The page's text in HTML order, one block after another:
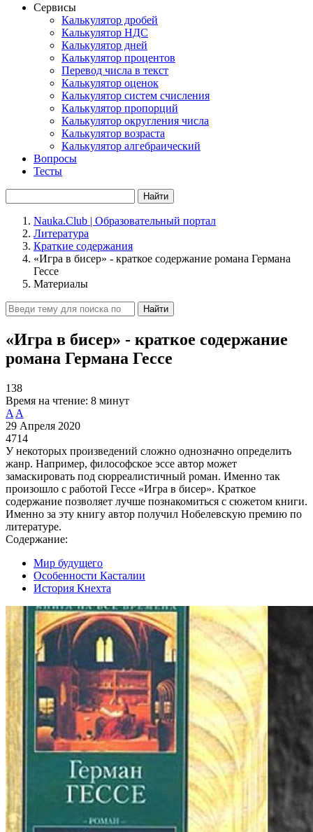
Сервисы
Калькулятор дробей
Калькулятор НДС
Калькулятор дней
Калькулятор процентов
Перевод числа в текст
Калькулятор оценок
Калькулятор систем счисления
Калькулятор пропорций
Калькулятор округления числа
Калькулятор возраста
Калькулятор алгебраический
Вопросы
Тесты
Найти
Nauka.Club | Образовательный портал
Литература
Краткие содержания
«Игра в бисер» - краткое содержание романа Германа
Гессе
Материалы
Найти
«Игра в бисер» - краткое содержание
романа Германа Гессе
138
Время на чтение: 8 минут
A A
29 Апреля 2020
4714
У некоторых произведений сложно однозначно определить
жанр. Например, философское эссе автор может
замаскировать под сюрреалистичный роман. Именно так
произошло с работой Гессе «Игра в бисер». Краткое
содержание позволяет лучше познакомиться с сюжетом книги.
Именно за эту книгу автор получил Нобелевскую премию по
литературе.
Содержание:
Мир будущего
Особенности Касталии
История Кнехта